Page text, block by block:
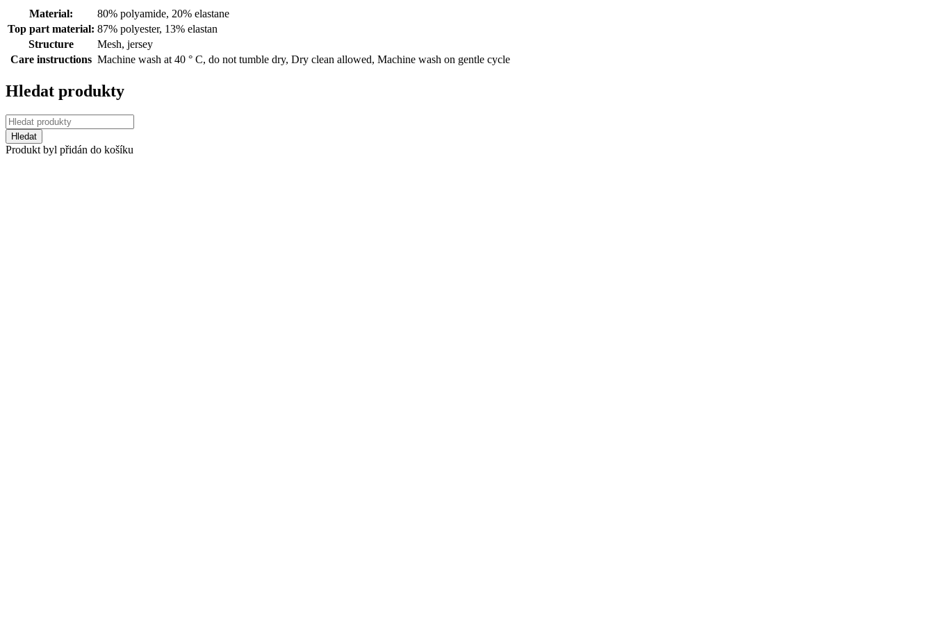
Material:
80% polyamide, 20% elastane
Top part material: 87% polyester, 13% elastan
Structure
Mesh, jersey
Care instructions Machine wash at 40 ° C, do not tumble dry, Dry clean allowed, Machine wash on gentle cycle
Hledat produkty
Produkt byl přidán do košíku